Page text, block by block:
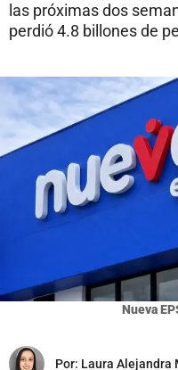
las próximas dos
perdió 4.8 billones de
Nueva
Por: Laura Alejandra